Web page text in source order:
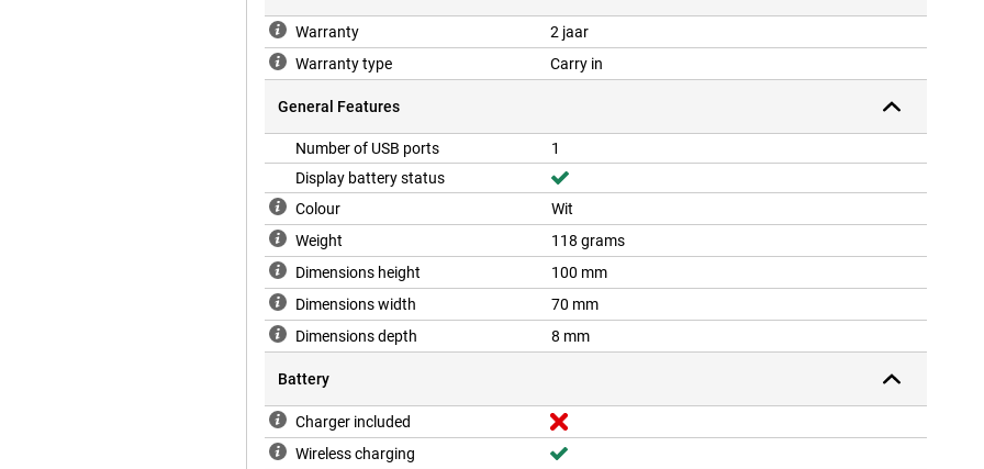
Warranty
2 jaar
Warranty type
Carry in
General Features
Number of USB ports
1
Display battery status
Colour
Wit
Weight
118 grams
Dimensions height
100 mm
Dimensions width
70 mm
Dimensions depth
8 mm
Battery
Charger included
Wireless charging